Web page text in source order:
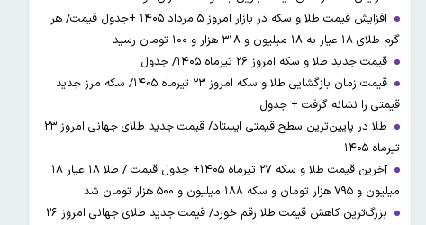
افزایش قیمت طلا و سکه در بازار امروز ۵ مرداد ۱۴۰۵ +جدول قیمت/ هر
گرم طلای ۱۸ عیار به ۱۸ میلیون و ۳۱۸ هزار و ۱۰۰ تومان رسید
قیمت جدید طلا و سکه امروز ۲۶ تیرماه ۱۴۰۵/ جدول
قیمت زمان بازگشایی طلا و سکه امروز ۲۳ تیرماه ۱۴۰۵/ سکه مرز جدید
قیمتی را نشانه گرفت + جدول
طلا در پایین‌ترین سطح قیمتی ایستاد/ قیمت جدید طلای جهانی امروز ۲۳
تیرماه ۱۴۰۵
آخرین قیمت طلا و سکه ۲۷ تیرماه ۱۴۰۵+ جدول قیمت / طلا ۱۸ عیار ۱۸
میلیون و ۷۹۵ هزار تومان و سکه ۱۸۸ میلیون و ۵۰۰ هزار تومان شد
بزرگ‌ترین کاهش قیمت طلا رقم خورد/ قیمت جدید طلای جهانی امروز ۲۶